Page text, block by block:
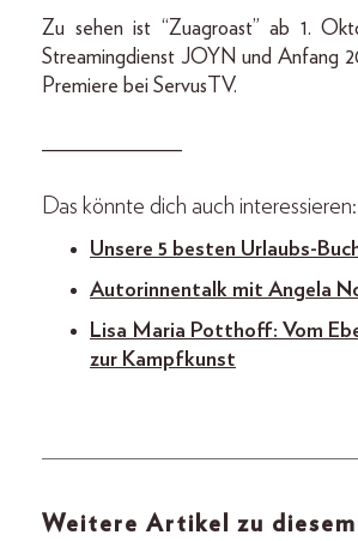
Zu sehen ist “Zuagroast” ab 1.
Streamingdienst JOYN und Anfang
Premiere bei ServusTV.
_____________
Das könnte dich auch interessieren:
Unsere 5 besten Urlaubs-
Autorinnentalk mit Angela
Lisa Maria Potthoff: Vom
zur Kampfkunst
Weitere Artikel zu